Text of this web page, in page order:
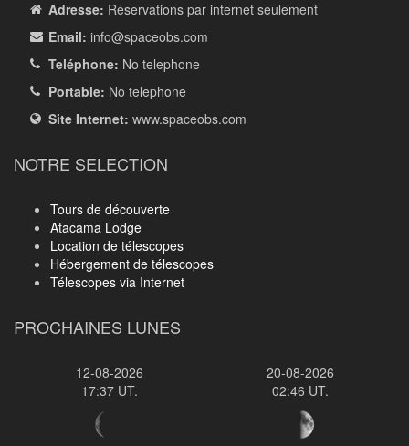
Adresse: Réservations par internet seulement
Email: info@spaceobs.com
Teléphone: No telephone
Portable: No telephone
Site Internet: www.spaceobs.com
NOTRE SELECTION
Tours de découverte
Atacama Lodge
Location de télescopes
Hébergement de télescopes
Télescopes via Internet
PROCHAINES LUNES
12-08-2026
17:37 UT.
20-08-2026
02:46 UT.